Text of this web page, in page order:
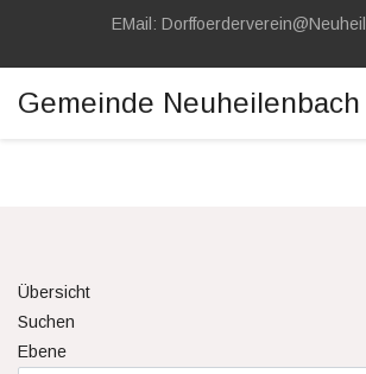
EMail:
Gemeinde Neuheilenbach
Übersicht
Suchen
Ebene